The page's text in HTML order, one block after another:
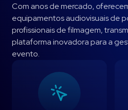
Com anos de mercado,
equipamentos audiovisuais de
profissionais de filmagem,
plataforma inovadora para a
evento.